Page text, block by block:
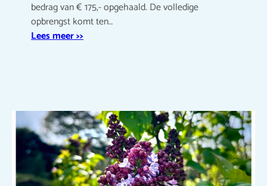
bedrag van € 175,- opgehaald. De volledige
opbrengst komt ten…
Lees meer >>